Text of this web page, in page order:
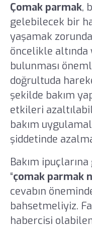
Çomak parmak,
gelebilecek bir
yaşamak
öncelikle
bulunması
doğrultuda
şekilde bakım
etkileri
bakım
şiddetinde
Bakım
“çomak parmak
cevabın
bahsetmeliyiz.
habercisi